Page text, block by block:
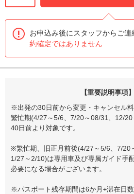
お申込み後にスタッフからご連
約確定ではありません
【重要説明事項】
※出発の30日前から変更・キャンセル料
繁忙期(4/27～5/6、7/20～08/31、12/
40日前より対象です。
※繁忙期、旧正月前後(4/27～5/6、7/20
1/27～2/10)は専用車及び専属ガイド手
必要になる場合がございます。
※パスポート残存期間は6か月+滞在日数